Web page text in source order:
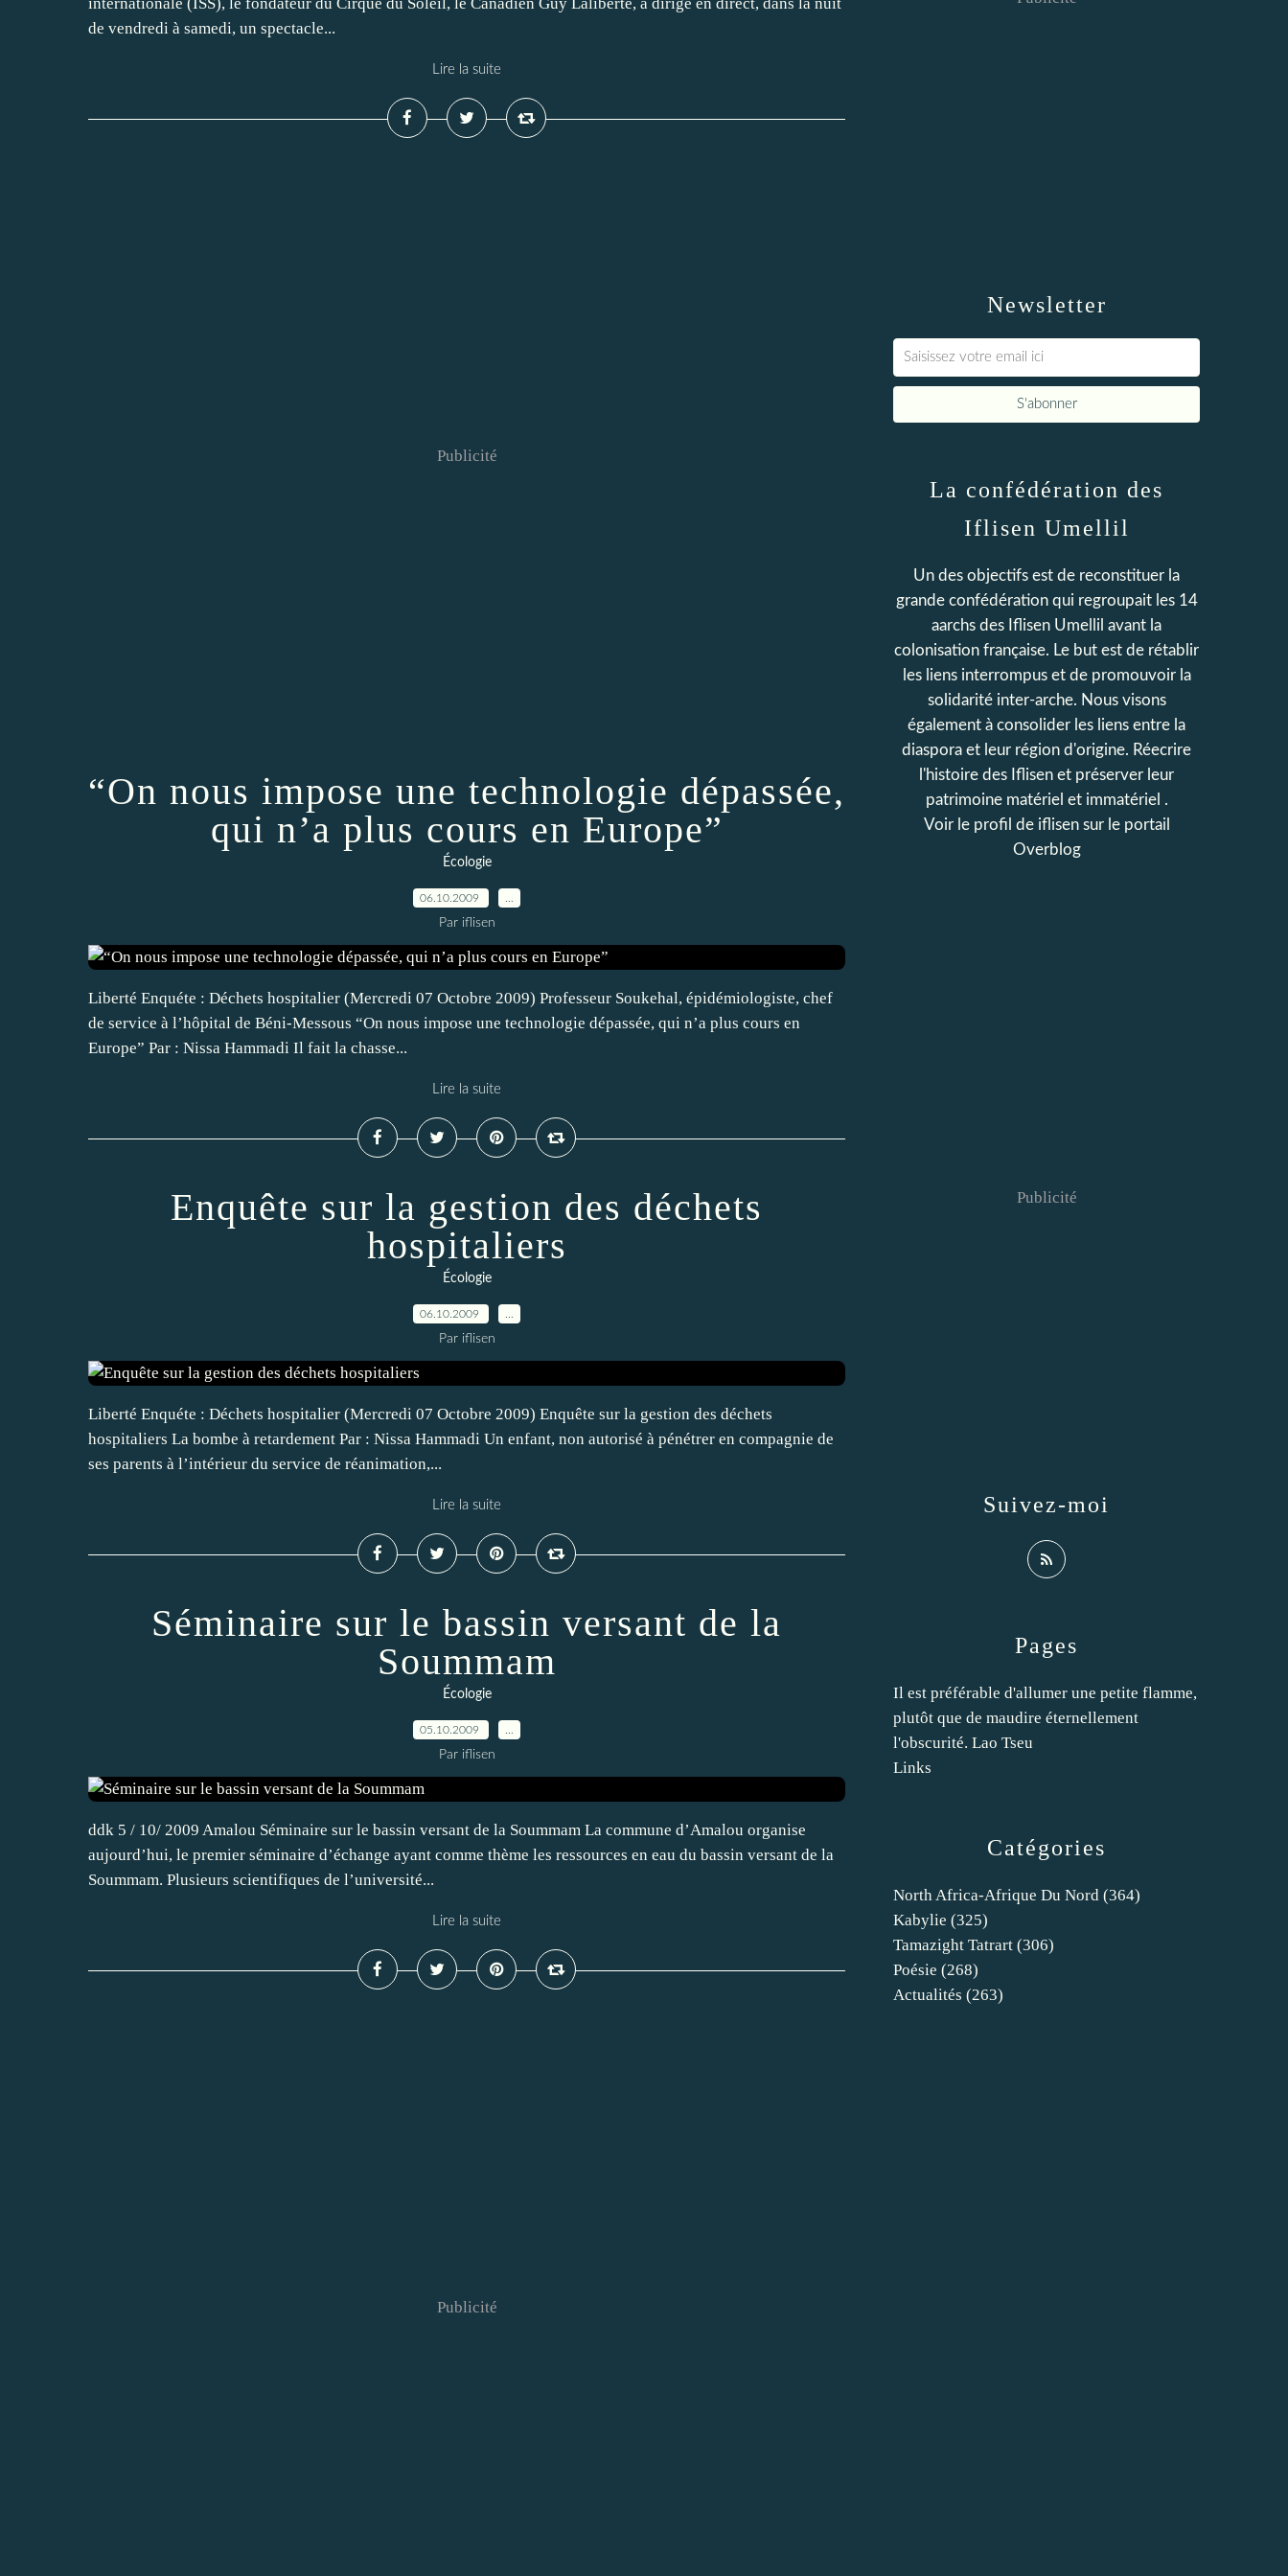
de vendredi à samedi, un spectacle...
Lire la suite
Publicité
“On nous impose une technologie dépassée,
qui n’a plus cours en Europe”
Écologie
06.10.2009
Par iflisen
Liberté Enquéte : Déchets hospitalier (Mercredi 07 Octobre 2009) Professeur Soukehal, épidémiologiste, chef
de service à l’hôpital de Béni-Messous “On nous impose une technologie dépassée, qui n’a plus cours en
Europe” Par : Nissa Hammadi Il fait la chasse...
Lire la suite
Enquête sur la gestion des déchets
hospitaliers
Écologie
06.10.2009
Par iflisen
Liberté Enquéte : Déchets hospitalier (Mercredi 07 Octobre 2009) Enquête sur la gestion des déchets
hospitaliers La bombe à retardement Par : Nissa Hammadi Un enfant, non autorisé à pénétrer en compagnie de
ses parents à l’intérieur du service de réanimation,...
Lire la suite
Séminaire sur le bassin versant de la
Soummam
Écologie
05.10.2009
Par iflisen
ddk 5 / 10/ 2009 Amalou Séminaire sur le bassin versant de la Soummam La commune d’Amalou organise
aujourd’hui, le premier séminaire d’échange ayant comme thème les ressources en eau du bassin versant de la
Soummam. Plusieurs scientifiques de l’université...
Lire la suite
Publicité
Newsletter
Catégories
North Africa-Afrique Du Nord (364)
Kabylie (325)
Tamazight Tatrart (306)
Poésie (268)
Actualités (263)
Pages
Il est préférable d'allumer une petite flamme,
plutôt que de maudire éternellement
l'obscurité. Lao Tseu
Links
La confédération des
Iflisen Umellil
Un des objectifs est de reconstituer la
grande confédération qui regroupait les 14
aarchs des Iflisen Umellil avant la
colonisation française. Le but est de rétablir
les liens interrompus et de promouvoir la
solidarité inter-arche. Nous visons
également à consolider les liens entre la
diaspora et leur région d'origine. Réecrire
l'histoire des Iflisen et préserver leur
patrimoine matériel et immatériel .
Voir le profil de iflisen sur le portail
Overblog
Suivez-moi
Publicité